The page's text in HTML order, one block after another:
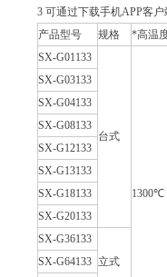
3 可通过下载手机APP客
产品型号
规格
*高温
SX-G01133
台式
1300℃
SX-G03133
SX-G04133
SX-G08133
SX-G12133
SX-G13133
SX-G18133
SX-G20133
SX-G36133
立式
SX-G64133